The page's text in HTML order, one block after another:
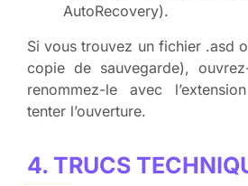
AutoRecovery).
Si vous trouvez un fichier .asd
copie de sauvegarde),
renommez-le avec
tenter l’ouverture.
4. TRUCS